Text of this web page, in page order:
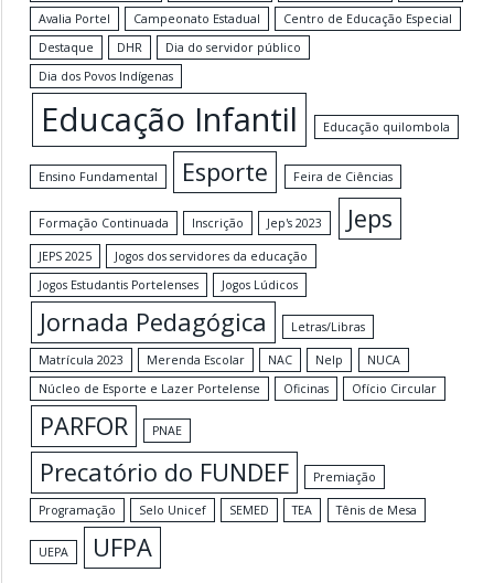
Avalia Portel
Campeonato Estadual
Centro de Educação Especial
Destaque
DHR
Dia do servidor público
Dia dos Povos Indígenas
Educação Infantil Educação quilombola
Ensino Fundamental Esporte Feira de Ciências
Formação Continuada Inscrição Jep's 2023 Jeps
JEPS 2025
Jogos dos servidores da educação
Jogos Estudantis Portelenses
Jogos Lúdicos
Jornada Pedagógica Letras/Libras
Matrícula 2023 Merenda Escolar NAC Nelp
NUCA
Núcleo de Esporte e Lazer Portelense
Oficinas Ofício Circular
PARFOR PNAE
Precatório do FUNDEF Premiação
Programação Selo Unicef SEMED TEA Tênis de Mesa
UEPA UFPA